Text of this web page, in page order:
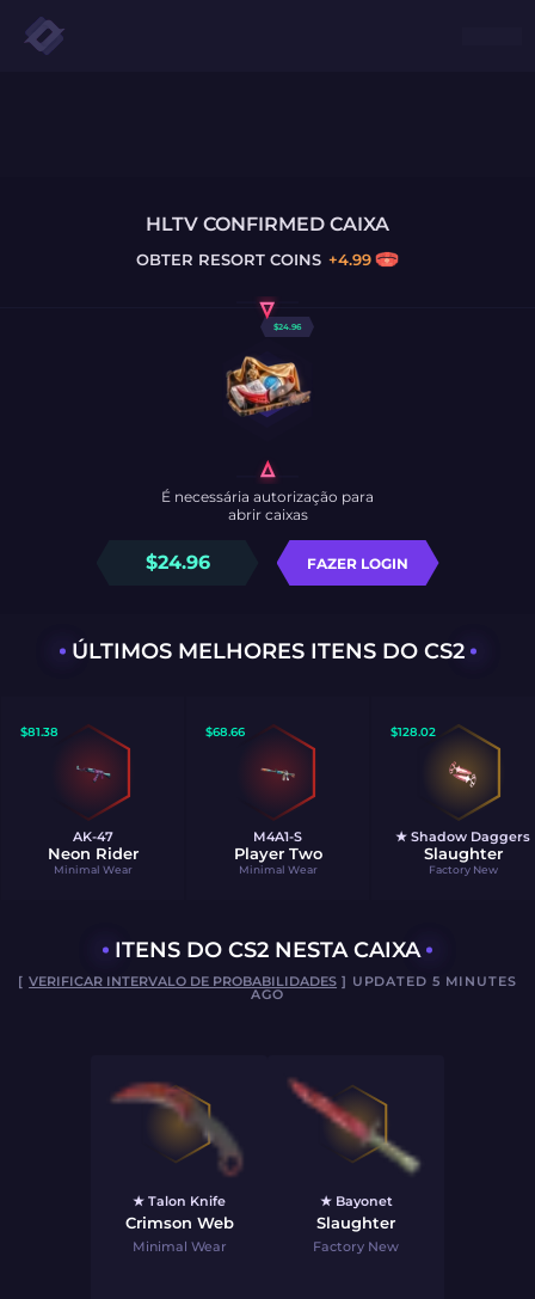
HLTV CONFIRMED CAIXA
OBTER RESORT COINS +4.99
$24.96
$24.96 FAZER LOGIN
É necessária autorização para
abrir caixas
ÚLTIMOS MELHORES ITENS DO CS2
$81.38
AK-47
Neon Rider
Minimal Wear
$68.66
M4A1-S
Player Two
Minimal Wear
$128.02
★ Shadow Daggers
Slaughter
Factory New
ITENS DO CS2 NESTA CAIXA
[VERIFICAR INTERVALO DE PROBABILIDADES ] UPDATED 5 MINUTES
AGO
★ Talon Knife
Crimson Web
Minimal Wear
★ Bayonet
Slaughter
Factory New